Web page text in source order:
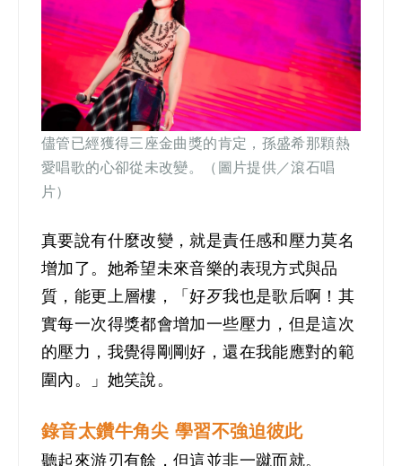
儘管已經獲得三座金曲獎的肯定，孫盛希那顆熱
愛唱歌的心卻從未改變。（圖片提供／滾石唱
片）
真要說有什麼改變，就是責任感和壓力莫名
增加了。她希望未來音樂的表現方式與品
質，能更上層樓，「好歹我也是歌后啊！其
實每一次得獎都會增加一些壓力，但是這次
的壓力，我覺得剛剛好，還在我能應對的範
圍內。」她笑說。
錄音太鑽牛角尖 學習不強迫彼此
聽起來游刃有餘，但這並非一蹴而就。